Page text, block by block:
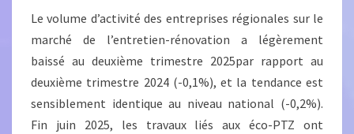
Le volume d’activité des entreprises régionales sur le
marché de l’entretien-rénovation a légèrement
baissé au deuxième trimestre 2025par rapport au
deuxième trimestre 2024 (-0,1%), et la tendance est
sensiblement identique au niveau national (-0,2%).
Fin juin 2025, les travaux liés aux éco-PTZ ont